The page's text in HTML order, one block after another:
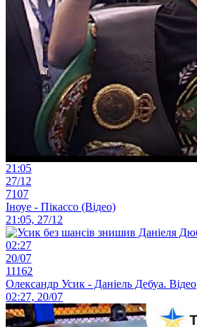
21:05
27/12
7107
Іноуе - Пікассо (Відео)
21:05, 27/12
02:27
20/07
11162
Олександр Усик - Даніель Дебуа. Відео
02:27, 20/07